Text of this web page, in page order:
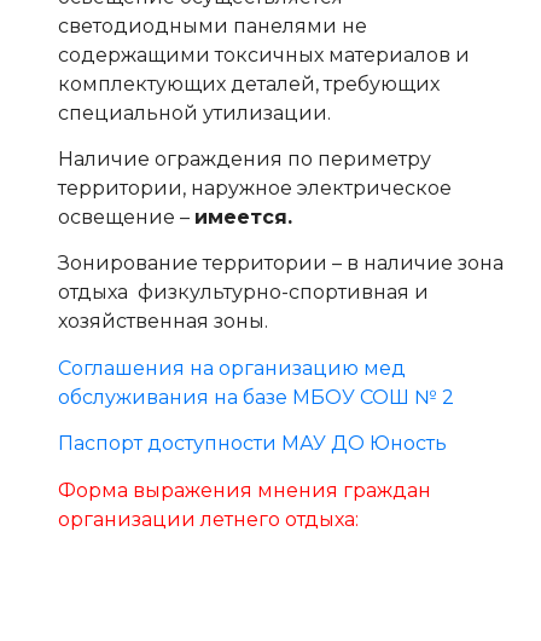
светодиодными панелями не
содержащими токсичных материалов и
комплектующих деталей, требующих
специальной утилизации.
Наличие ограждения по периметру
территории, наружное электрическое
освещение – имеется.
Зонирование территории – в наличие зона
отдыха физкультурно-спортивная и
хозяйственная зоны.
Соглашения на организацию мед
обслуживания на базе МБОУ СОШ № 2
Паспорт доступности МАУ ДО Юность
Форма выражения мнения граждан
организации летнего отдыха: